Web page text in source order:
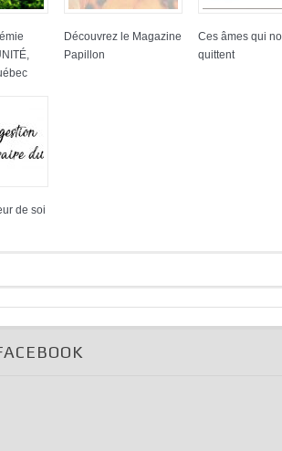
Découvrez le Magazine
Papillon
Ces âmes qui
quittent
de soi